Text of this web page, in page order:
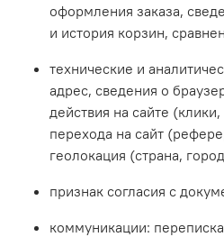
оформления заказа,
и история корзин,
технические и
адрес, сведения о
действия на сайте
перехода на сайт
геолокация (страна,
признак согласия с
коммуникации: